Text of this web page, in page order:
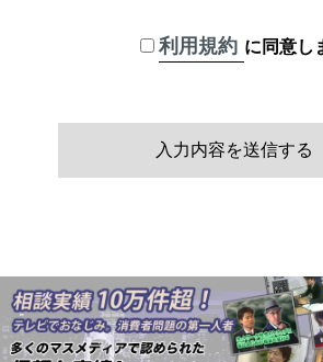
利用規約 に同意し